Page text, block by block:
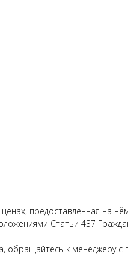
предоставленная на
Статьи 437
обращайтесь к